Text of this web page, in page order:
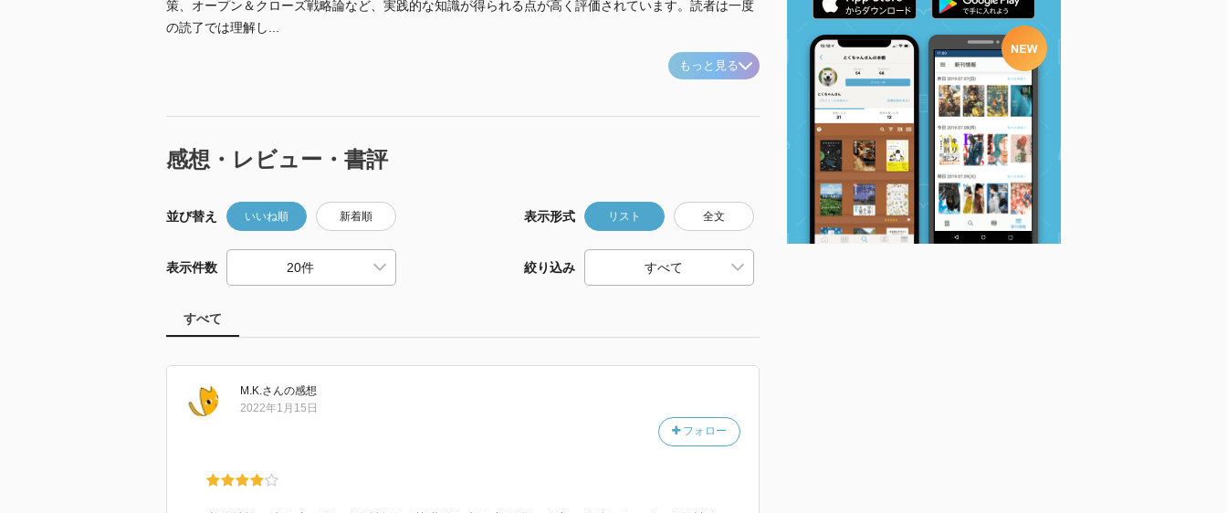
策、オープン＆クローズ戦略論など、実践的な知識が得られる点が高く評価されています。読者は一度
の読了では理解し...
もっと見る
感想・レビュー・書評
並び替え いいね順 新着順 表示形式 リスト 全文
表示件数 絞り込み
すべて
M.K.さんの感想
フォロー
2022年1月15日